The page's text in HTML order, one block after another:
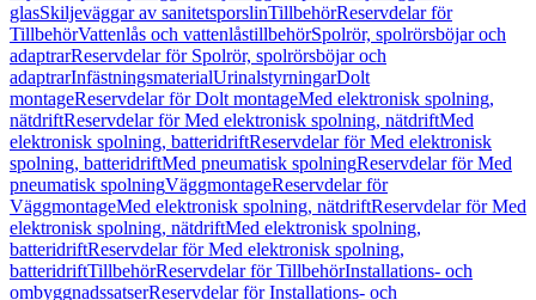
glasSkiljeväggar av sanitetsporslinTillbehörReservdelar för
TillbehörVattenlås och vattenlåstillbehörSpolrör, spolrörsböjar och
adaptrarReservdelar för Spolrör, spolrörsböjar och
adaptrarInfästningsmaterialUrinalstyrningarDolt
montageReservdelar för Dolt montageMed elektronisk spolning,
nätdriftReservdelar för Med elektronisk spolning, nätdriftMed
elektronisk spolning, batteridriftReservdelar för Med elektronisk
spolning, batteridriftMed pneumatisk spolningReservdelar för Med
pneumatisk spolningVäggmontageReservdelar för
VäggmontageMed elektronisk spolning, nätdriftReservdelar för Med
elektronisk spolning, nätdriftMed elektronisk spolning,
batteridriftReservdelar för Med elektronisk spolning,
batteridriftTillbehörReservdelar för TillbehörInstallations- och
ombyggnadssatserReservdelar för Installations- och